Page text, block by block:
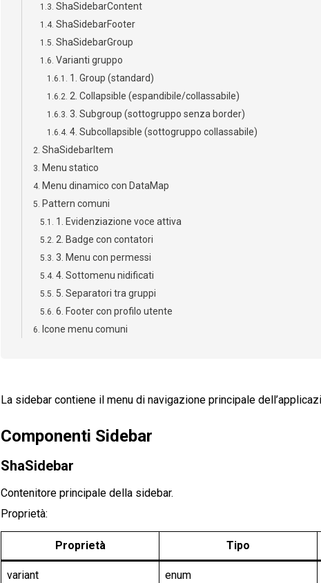
ShaSidebarContent
ShaSidebarFooter
ShaSidebarGroup
Varianti gruppo
1. Group (standard)
2. Collapsible (espandibile/collassabile)
3. Subgroup (sottogruppo senza border)
4. Subcollapsible (sottogruppo collassabile)
ShaSidebarItem
Menu statico
Menu dinamico con DataMap
Pattern comuni
1. Evidenziazione voce attiva
2. Badge con contatori
3. Menu con permessi
4. Sottomenu nidificati
5. Separatori tra gruppi
6. Footer con profilo utente
Icone menu comuni
La sidebar contiene il menu di navigazione principale
Componenti Sidebar
ShaSidebar
Contenitore principale della sidebar.
Proprietà:
Proprietà Tipo
variant enum